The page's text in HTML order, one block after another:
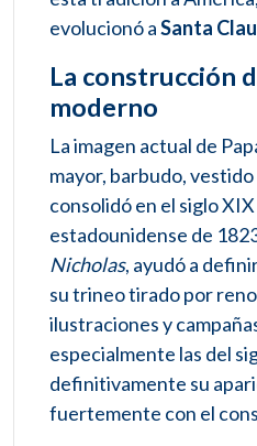
evolucionó aSanta
La construcción
moderno
La imagen actual de
mayor, barbudo,
consolidó en el siglo
estadounidense de
Nicholas, ayudó a
su trineo tirado por
ilustraciones y
especialmente las del
definitivamente su
fuertemente con el